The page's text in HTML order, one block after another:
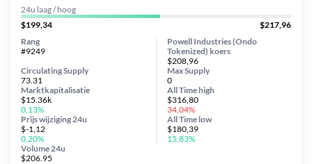
24u laag / hoog
$199,34
$217,96
Powell Industries (Ondo
Tokenized) koers
$208,96
Circulating Supply
73.31
Prijs wijziging 24u
$-1,12
0,20%
Max Supply
0
Marktkapitalisatie
$15.36k
0,13%
Volume 24u
$206.95
Rang
#9249
All Timehigh
$316,80
34,04%
All Time low
$180,39
15,83%